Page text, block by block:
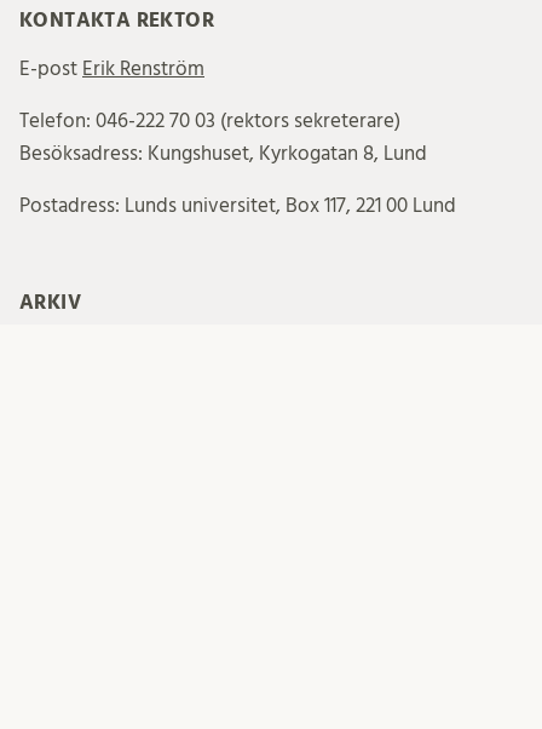
KONTAKTA REKTOR
E-post Erik Renström
Telefon: 046-222 70 03 (rektors sekreterare)
Besöksadress: Kungshuset, Kyrkogatan 8, Lund
Postadress: Lunds universitet, Box 117, 221 00 Lund
ARKIV